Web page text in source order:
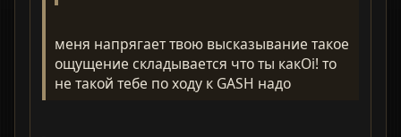
меня напрягает твою высказывание такое
ощущение складывается что ты какOi! то
не такой тебе по ходу к GASH надо